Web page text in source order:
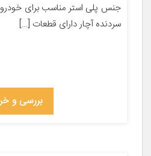
جنس پلی استر مناسب برای
سردنده آچار دارای قطعات […]
بررسی و